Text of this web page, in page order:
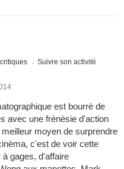
Suivre son activité
est bourrè de
avec une frènèsie d'action
moyen de surprendre
c'est de voir cette
gages, d'affaire